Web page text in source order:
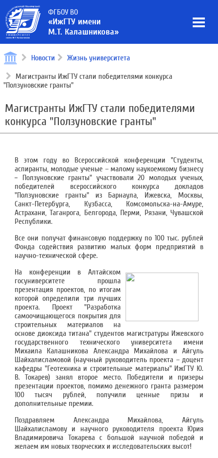
ФГБОУ ВО
«ИжГТУ имени
М.Т. Калашникова»
Новости Жизнь университета
Магистранты ИжГТУ стали победителями конкурса
"Ползуновские гранты"
Магистранты ИжГТУ стали победителями
конкурса "Ползуновские гранты"
В этом году во Всероссийской конференции "Студенты,
аспиранты, молодые ученые – малому наукоемкому бизнесу
− Ползуновские гранты" участвовали 20 молодых ученых,
победителей всероссийского конкурса докладов
"Ползуновские гранты" из Барнаула, Ижевска, Москвы,
Санкт-Петербурга, Кузбасса, Комсомольска-на-Амуре,
Астрахани, Таганрога, Белгорода, Перми, Рязани, Чувашской
Республики.
Все они получат финансовую поддержку по 100 тыс. рублей
Фонда содействия развитию малых форм предприятий в
научно-технической сфере.
На конференции в Алтайском
госуниверситете прошла
презентация проектов, по итогам
которой определили три лучших
проекта. Проект "Разработка
самоочищающегося покрытия для
строительных материалов на
основе диоксида титана" студентов магистратуры Ижевского
государственного технического университета имени
Михаила Калашникова Александра Михайлова и Айгуль
Шайхалисламовой (научный руководитель проекта – доцент
кафедры "Геотехника и строительные материалы" ИжГТУ Ю.
В. Токарев) занял второе место. Победители и призеры
презентации проектов, помимо денежного гранта размером
100 тысяч рублей, получили ценные призы и
дополнительные премии.
Поздравляем Александра Михайлова, Айгуль
Шайхалисламову и научного руководителя проекта Юрия
Владимировича Токарева с большой научной победой и
желаем им новых творческих и исследовательских высот!